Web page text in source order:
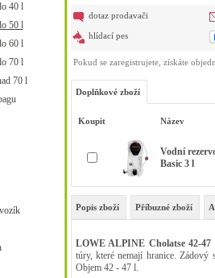
40 l
50 l
60 l
70 l
70 l
dotaz prodavači
hlídací pes
Pokud se zaregistrujete, získáte
Doplňkové zboží
Koupit Název
Vodní
Basic 3 l
Popis zboží Příbuzné zboží
LOWE ALPINE Cholatse 42-47
túry, které nemají hranice. Zádový
Objem 42 - 47 l.